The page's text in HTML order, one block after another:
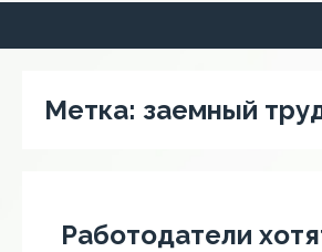
Метка: заемный
Работодатели